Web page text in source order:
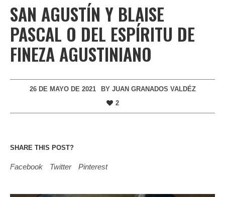
SAN AGUSTÍN Y BLAISE
PASCAL O DEL ESPÍRITU DE
FINEZA AGUSTINIANO
26 DE MAYO DE 2021 BY JUAN GRANADOS VALDÉZ
2
SHARE THIS POST?
Facebook Twitter Pinterest